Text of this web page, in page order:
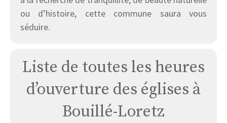
ou d’histoire, cette commune saura vous
séduire.
Liste de toutes les heures
d’ouverture des églises à
Bouillé-Loretz